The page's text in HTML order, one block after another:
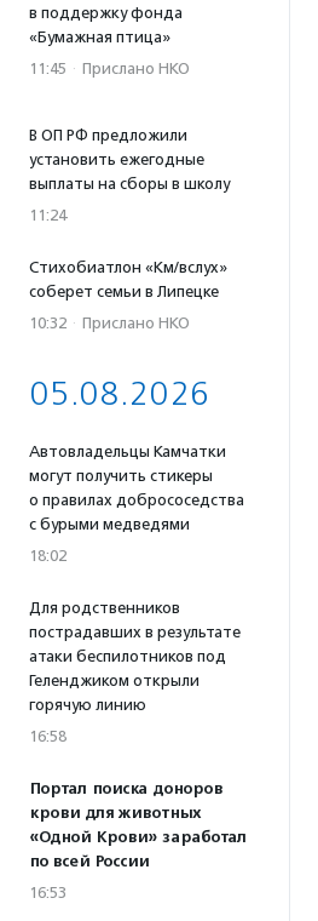
в поддержку фонда
«Бумажная птица»
11:45 · Прислано НКО
В ОП РФ предложили
установить ежегодные
выплаты на сборы в школу
11:24
Стихобиатлон «Км/вслух»
соберет семьи в Липецке
10:32 · Прислано НКО
05.08.2026
Автовладельцы Камчатки
могут получить стикеры
о правилах добрососедства
с бурыми медведями
18:02
Для родственников
пострадавших в результате
атаки беспилотников под
Геленджиком открыли
горячую линию
16:58
Портал поиска доноров
крови для животных
«Одной Крови» заработал
по всей России
16:53